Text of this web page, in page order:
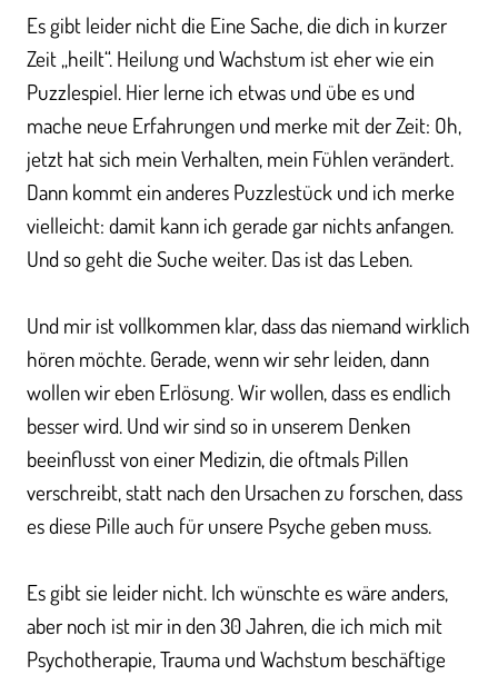
Es gibt leider nicht die Eine Sache, die dich in kurzer
Zeit „heilt“. Heilung und Wachstum ist eher wie ein
Puzzlespiel. Hier lerne ich etwas und übe es und
mache neue Erfahrungen und merke mit der Zeit: Oh,
jetzt hat sich mein Verhalten, mein Fühlen verändert.
Dann kommt ein anderes Puzzlestück und ich merke
vielleicht: damit kann ich gerade gar nichts anfangen.
Und so geht die Suche weiter. Das ist das Leben.
Und mir ist vollkommen klar, dass das niemand wirklich
hören möchte. Gerade, wenn wir sehr leiden, dann
wollen wir eben Erlösung. Wir wollen, dass es endlich
besser wird. Und wir sind so in unserem Denken
beeinflusst von einer Medizin, die oftmals Pillen
verschreibt, statt nach den Ursachen zu forschen, dass
es diese Pille auch für unsere Psyche geben muss.
Es gibt sie leider nicht. Ich wünschte es wäre anders,
aber noch ist mir in den 30 Jahren, die ich mich mit
Psychotherapie, Trauma und Wachstum beschäftige